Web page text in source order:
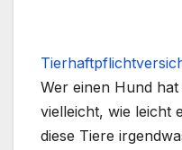
Wer einen Hund
vielleicht, wie leicht
diese Tiere